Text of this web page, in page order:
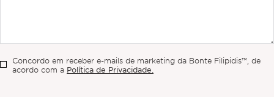
Concordo em receber e-mails de marketing da Bonte Filipidis™, de
acordo com a Política de Privacidade.